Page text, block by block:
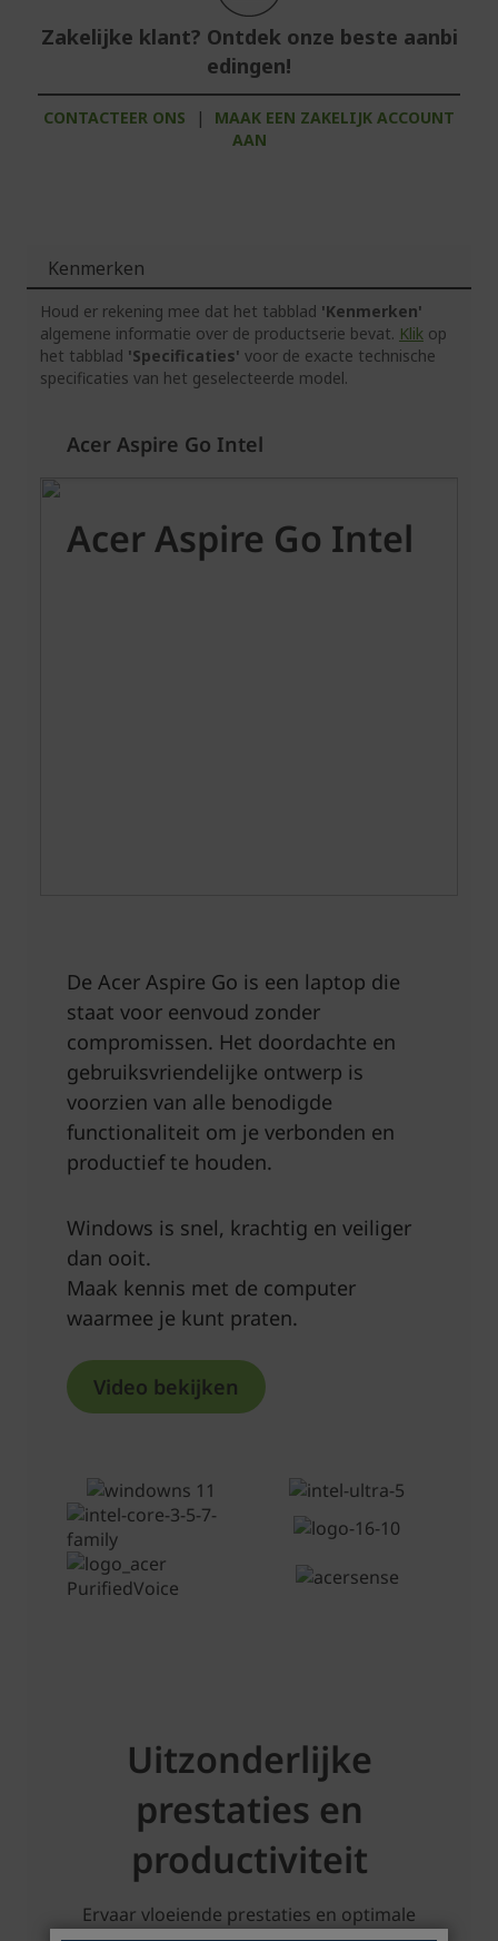
Zakelijke klant? Ontdek onze beste aanbi
edingen!
CONTACTEER ONS |
MAAK EEN ZAKELIJK ACCOUNT
AAN
Kenmerken
Houd er rekening mee dat het tabblad 'Kenmerken'
algemene informatie over de productserie bevat. Klik op
het tabblad 'Specificaties' voor de exacte technische
specificaties van het geselecteerde model.